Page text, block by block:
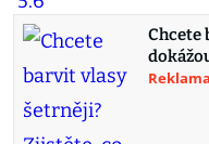
Chcete
Reklama